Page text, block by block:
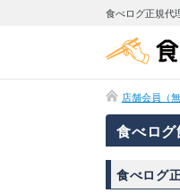
食べログ正規代
店舗会員（
食べロ
食べログ